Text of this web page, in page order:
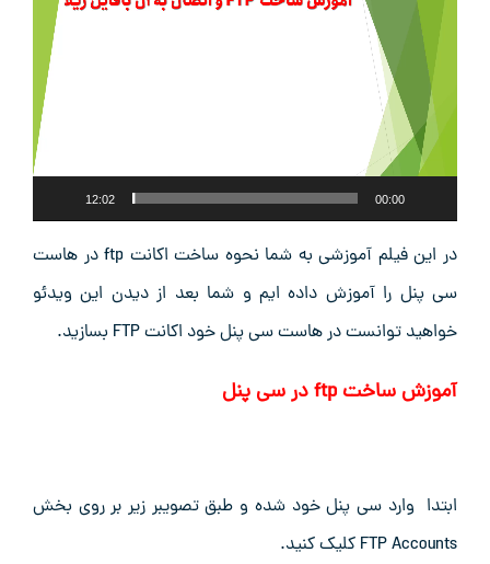
ویدیو
00:00
12:02
در این فیلم آموزشی به شما نحوه ساخت اکانت ftp در هاست
سی پنل را آموزش داده ایم و شما بعد از دیدن این ویدئو
خواهید توانست در هاست سی پنل خود اکانت FTP بسازید.
آموزش ساخت ftp در سی پنل
ابتدا وارد سی پنل خود شده و طبق تصویبر زیر بر روی بخش
FTP Accounts کلیک کنید.